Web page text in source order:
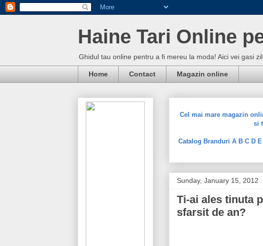
Haine Tari Online
Ghidul tau online pentru a fi mereu la moda! Aici vei gasi
Home Contact Magazin online
Cel mai mare magazin
si
Catalog Branduri A B C D
Sunday, January 15, 2012
Ti-ai ales tinuta
sfarsit de an?